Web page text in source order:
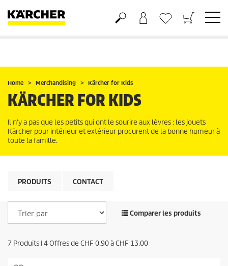
Home Merchandising Kärcher for Kids
KÄRCHER FOR KIDS
Il n'y a pas que les petits qui ont le sourire aux lèvres : les jouets
Kärcher pour intérieur et extérieur procurent de la bonne humeur à
toute la famille.
PRODUITS CONTACT
Comparer les produits
7 Produits | 4Offres de CHF 0.90àCHF 13.00